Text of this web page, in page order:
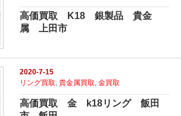
高価買取 K18 銀製品 貴金
属 上田市
2020-7-15
リング買取,貴金属買取,金買取
高価買取 金 k18リング 飯田